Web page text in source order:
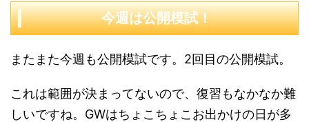
今週は公開模試！
またまた今週も公開模試です。2回目の公開模試。
これは範囲が決まってないので、復習もなかなか難
しいですね。GWはちょこちょこお出かけの日が多